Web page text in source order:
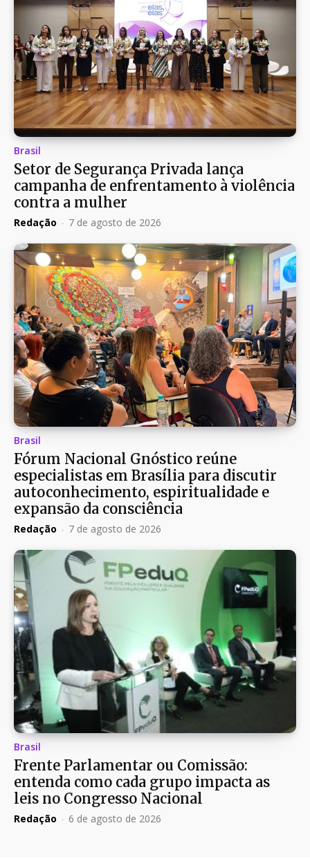
Brasil
Setor de Segurança Privada lança
campanha de enfrentamento à violência
contra a mulher
Redação - 7 de agosto de 2026
Brasil
Fórum Nacional Gnóstico reúne
especialistas em Brasília para discutir
autoconhecimento, espiritualidade e
expansão da consciência
Redação - 7 de agosto de 2026
Brasil
Frente Parlamentar ou Comissão:
entenda como cada grupo impacta as
leis no Congresso Nacional
Redação - 6 de agosto de 2026